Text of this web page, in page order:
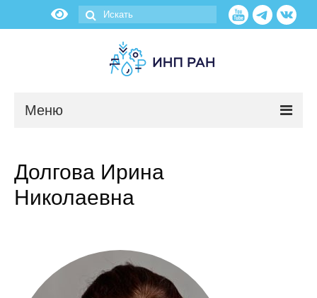
Меню
Научные подразделения
Администрация
Долгова Ирина
Николаевна